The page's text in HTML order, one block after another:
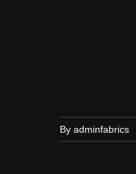
By adminfabrics